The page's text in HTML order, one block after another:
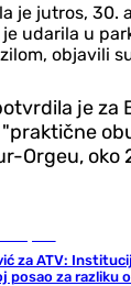
je jutros, 30.
udarila u
objavili
je za
Orgeu, oko
za ATV:
posao za razliku